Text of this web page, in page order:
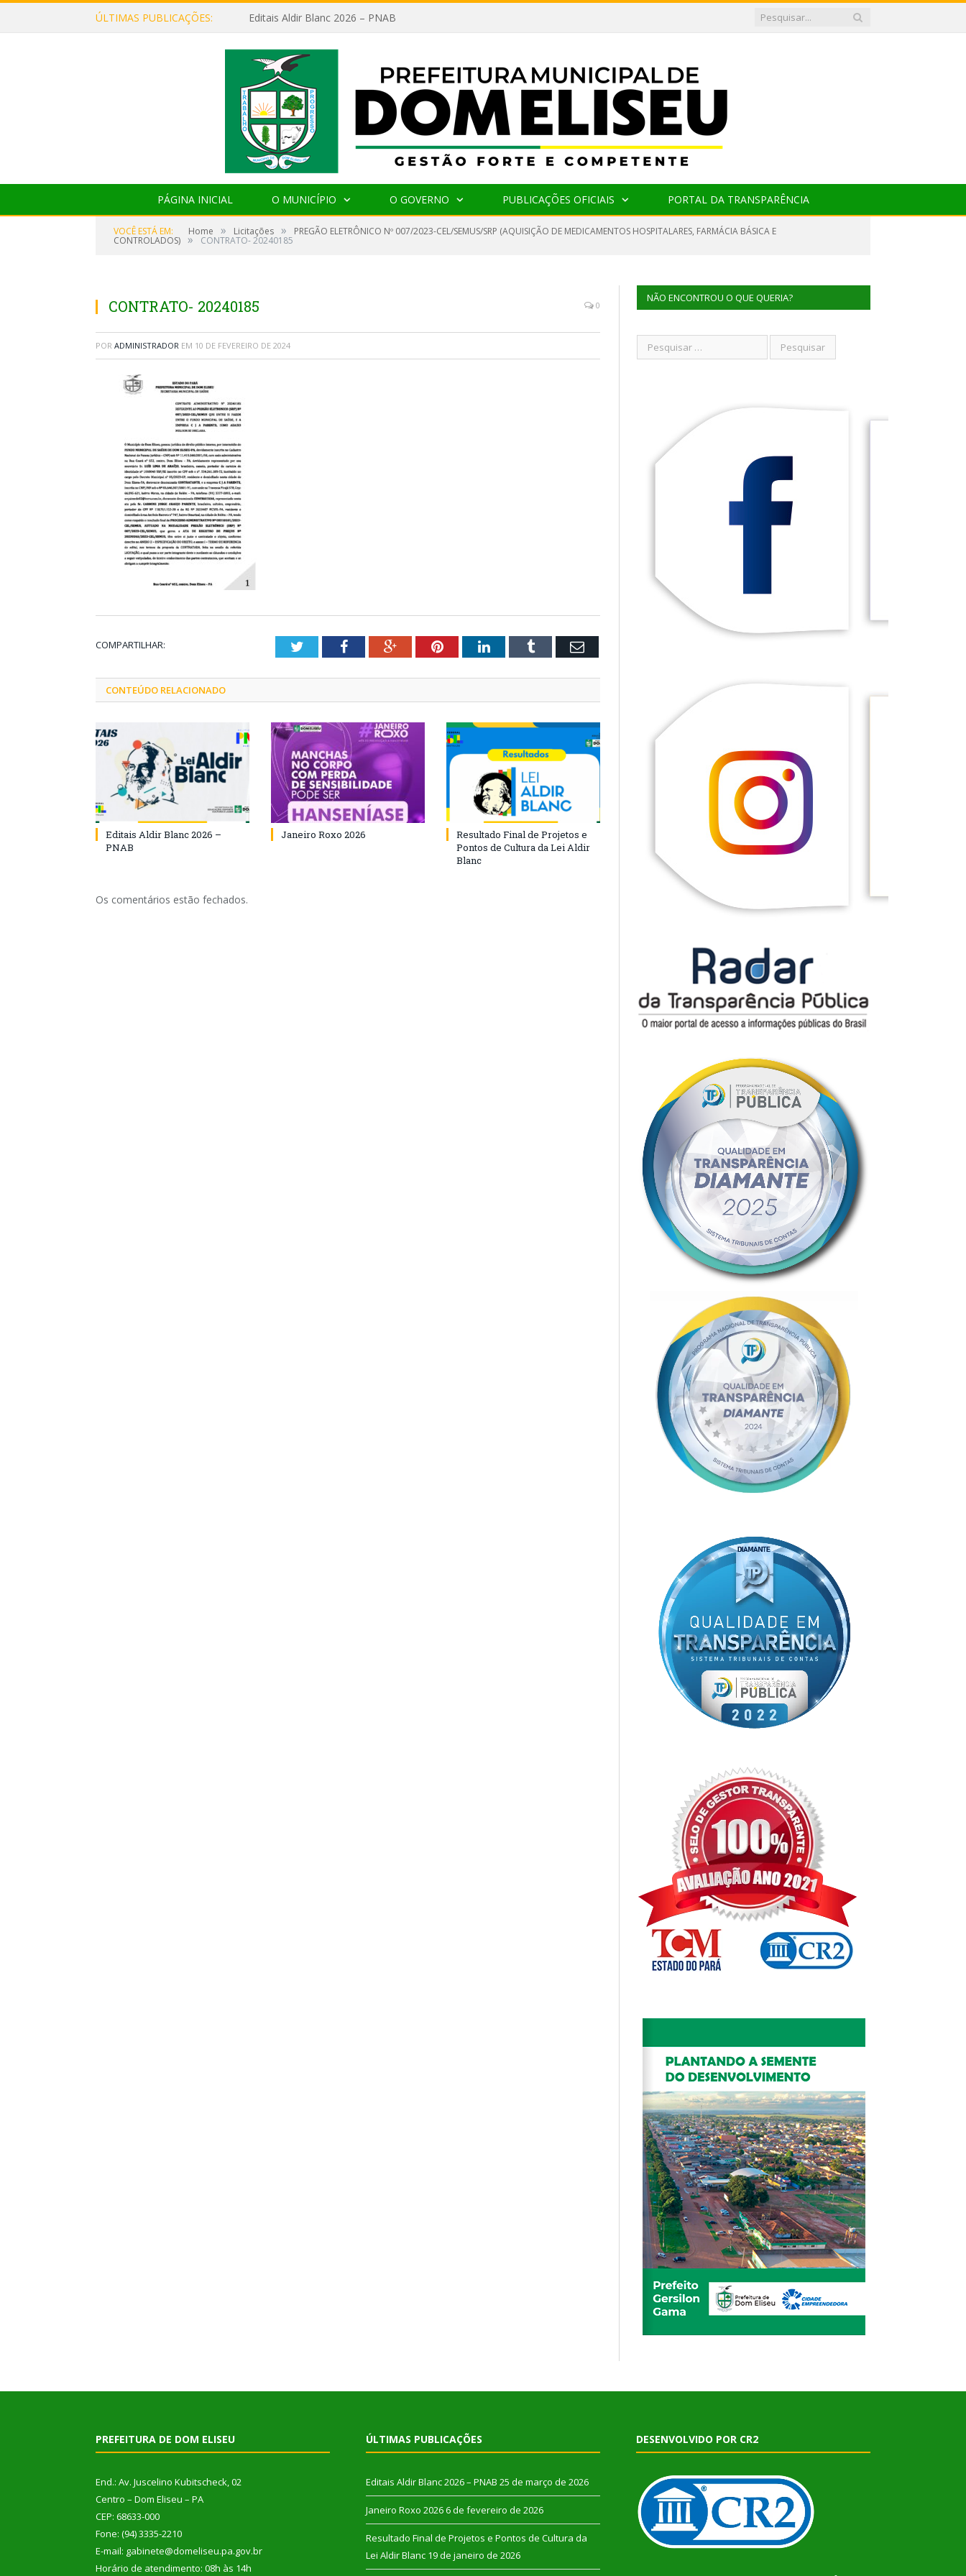
ÚLTIMAS PUBLICAÇÕES: Editais Aldir Blanc 2026 – PNAB
PÁGINA INICIAL O MUNICÍPIO O GOVERNO PUBLICAÇÕES OFICIAIS PORTAL DA TRANSPARÊNCIA
VOCÊ ESTÁ EM: Home » Licitações » PREGÃO ELETRÔNICO Nº 007/2023-CEL/SEMUS/SRP (AQUISIÇÃO DE MEDICAMENTOS HOSPITALARES, FARMÁCIA BÁSICA E
CONTROLADOS) » CONTRATO- 20240185
CONTRATO- 20240185 0
POR ADMINISTRADOR EM 10 DE FEVEREIRO DE 2024
COMPARTILHAR: TwitterFacebookGoogle+PinterestLinkedInTumblr Email
CONTEÚDO RELACIONADO
Editais Aldir Blanc 2026 –
PNAB
Janeiro Roxo 2026
Resultado Final de Projetos e
Pontos de Cultura da Lei Aldir
Blanc
Os comentários estão fechados.
NÃO ENCONTROU O QUE QUERIA?
PREFEITURA DE DOM ELISEU
End.: Av. Juscelino Kubitscheck, 02
Centro – Dom Eliseu – PA
CEP: 68633-000
Fone: (94) 3335-2210
E-mail: gabinete@domeliseu.pa.gov.br
Horário de atendimento: 08h às 14h
ÚLTIMAS PUBLICAÇÕES
Editais Aldir Blanc 2026 – PNAB 25 de março de 2026
Janeiro Roxo 2026 6 de fevereiro de 2026
Resultado Final de Projetos e Pontos de Cultura da
Lei Aldir Blanc 19 de janeiro de 2026
DESENVOLVIDO POR CR2